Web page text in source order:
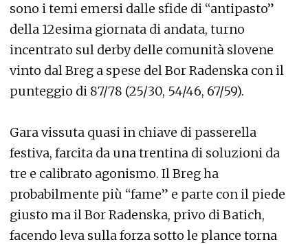
sono i temi emersi dalle sfide di “antipasto”
della 12esima giornata di andata, turno
incentrato sul derby delle comunità slovene
vinto dal Breg a spese del Bor Radenska con il
punteggio di 87/78 (25/30, 54/46, 67/59).
Gara vissuta quasi in chiave di passerella
festiva, farcita da una trentina di soluzioni da
tre e calibrato agonismo. Il Breg ha
probabilmente più “fame” e parte con il piede
giusto ma il Bor Radenska, privo di Batich,
facendo leva sulla forza sotto le plance torna